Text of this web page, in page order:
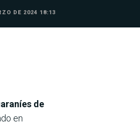
DE 2024 18:13
de
en